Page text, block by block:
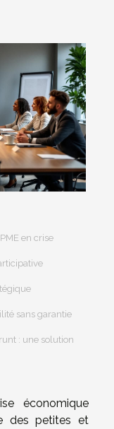
en crise
sans garantie
: une solution
économique
des petites et